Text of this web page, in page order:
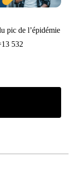
pic de l’épidémie
532
by e-mail